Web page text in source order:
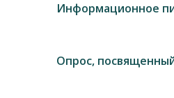
Информационное
Опрос,